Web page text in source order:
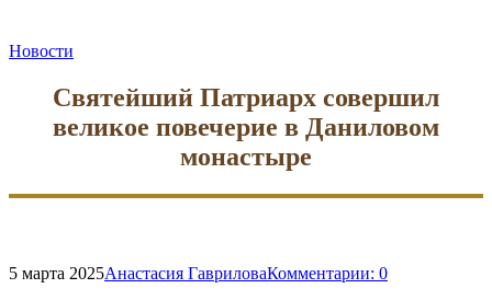
Новости
Святейший Патриарх совершил
великое повечерие в Даниловом
монастыре
5 марта 2025Анастасия ГавриловаКомментарии: 0